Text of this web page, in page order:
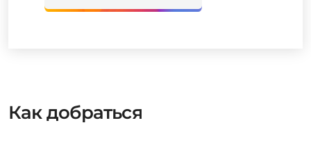
Как добраться